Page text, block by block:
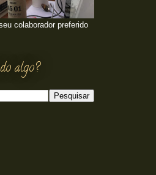
colaborador preferido
algo?